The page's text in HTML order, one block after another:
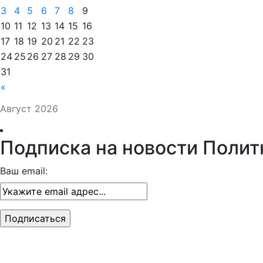
Август 2026
«
3
4 5 6 7 8
9
10 11 12 13 14 15 16
17 18 19 20 21 22 23
24 25 26 27 28 29 30
31
Подписка на новости
Ваш email: